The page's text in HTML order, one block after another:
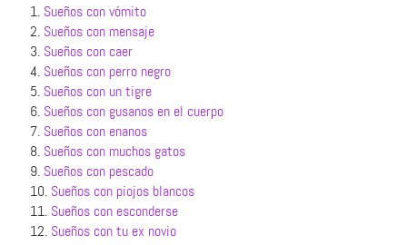
1. Sueños con vómito
2. Sueños con mensaje
3. Sueños con caer
4. Sueños con perro negro
5. Sueños con un tigre
6. Sueños con gusanos en el cuerpo
7. Sueños con enanos
8. Sueños con muchos gatos
9. Sueños con pescado
10. Sueños con piojos blancos
11. Sueños con esconderse
12. Sueños con tu ex novio